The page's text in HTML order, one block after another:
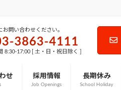
お問い合わせください。
3863-4111
8:30-17:00 [ 土・日・祝日除く ]
せ 採用情報
Job Openings
長期休み
School Holiday